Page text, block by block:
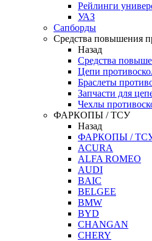
Рейлинги
УАЗ
Сапборды
Средства повышения
Назад
Средства
Цепи
Браслеты
Запчасти для
Чехлы
ФАРКОПЫ / ТСУ
Назад
ФАРКОПЫ /
ACURA
ALFA ROMEO
AUDI
BAIC
BELGEE
BMW
BYD
CHANGAN
CHERY